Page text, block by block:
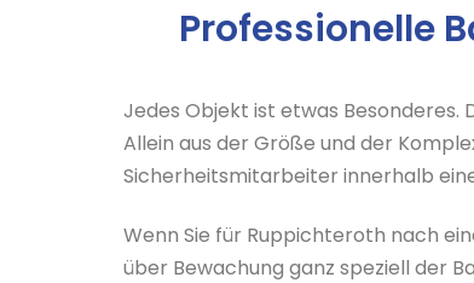
Professionelle
Jedes Objekt ist etwas
Allein aus der Größe und der
Sicherheitsmitarbeiter innerhalb
Wenn Sie für Ruppichteroth nach
über Bewachung ganz speziell der